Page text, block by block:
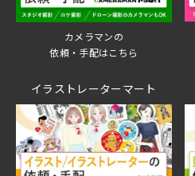
カメラマンの
依頼・手配はこちら
イラストレーターマート